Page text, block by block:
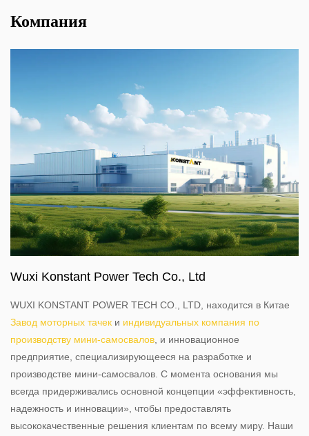
Компания
Wuxi Konstant Power Tech Co., Ltd
WUXI KONSTANT POWER TECH CO., LTD, находится в Китае
Завод моторных тачек и индивидуальных компания по
производству мини-самосвалов , и инновационное
предприятие, специализирующееся на разработке и
производстве мини-самосвалов. С момента основания мы
всегда придерживались основной концепции «эффективность,
надежность и инновации», чтобы предоставлять
высококачественные решения клиентам по всему миру. Наши